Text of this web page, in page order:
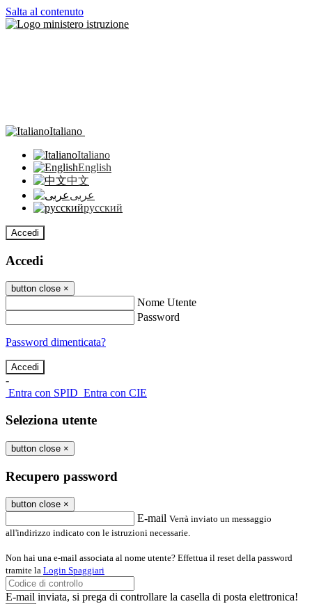
Salta al contenuto
Italiano
Italiano
English
中文
عربى
русский
Accedi
Accedi
button close ×
Nome Utente
Password
Password dimenticata?
-
Entra con SPID Entra con CIE
Seleziona utente
button close ×
Recupero password
button close ×
E-mail Verrà inviato un messaggio
all'indirizzo indicato con le istruzioni necessarie.
Non hai una e-mail associata al nome utente? Effettua il reset della password
tramite la Login Spaggiari
E-mail inviata, si prega di controllare la casella di posta elettronica!